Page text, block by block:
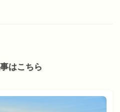
はこちら